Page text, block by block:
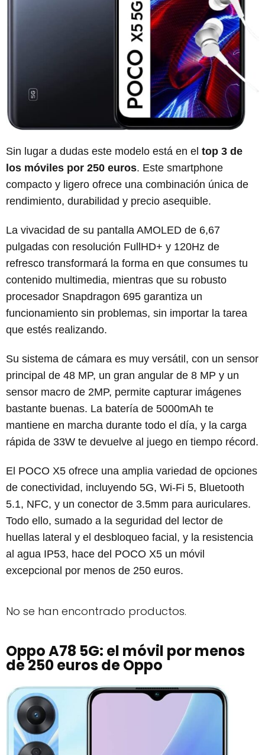
Sin lugar a dudas este modelo está en el top 3 de
los móviles por 250 euros. Este smartphone
compacto y ligero ofrece una combinación única de
rendimiento, durabilidad y precio asequible.
La vivacidad de su pantalla AMOLED de 6,67
pulgadas con resolución FullHD+ y 120Hz de
refresco transformará la forma en que consumes tu
contenido multimedia, mientras que su robusto
procesador Snapdragon 695 garantiza un
funcionamiento sin problemas, sin importar la tarea
que estés realizando.
Su sistema de cámara es muy versátil, con un sensor
principal de 48 MP, un gran angular de 8 MP y un
sensor macro de 2MP, permite capturar imágenes
bastante buenas. La batería de 5000mAh te
mantiene en marcha durante todo el día, y la carga
rápida de 33W te devuelve al juego en tiempo récord.
El POCO X5 ofrece una amplia variedad de opciones
de conectividad, incluyendo 5G, Wi-Fi 5, Bluetooth
5.1, NFC, y un conector de 3.5mm para auriculares.
Todo ello, sumado a la seguridad del lector de
huellas lateral y el desbloqueo facial, y la resistencia
al agua IP53, hace del POCO X5 un móvil
excepcional por menos de 250 euros.
No se han encontrado productos.
Oppo A78 5G: el móvil por menos
de 250 euros de Oppo